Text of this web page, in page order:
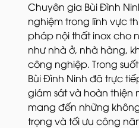
Chuyên gia Bùi Đình
nghiệm trong lĩnh vực
pháp nội thất inox cho
như nhà ở, nhà hàng,
công nghiệp. Trong
Bùi Đình Ninh đã trực
giám sát và hoàn thiện
mang đến những
trọng và tối ưu công